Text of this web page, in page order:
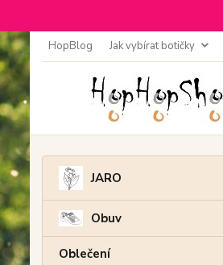
HopBlog Jak vybírat botičky
JARO
Obuv
Oblečení